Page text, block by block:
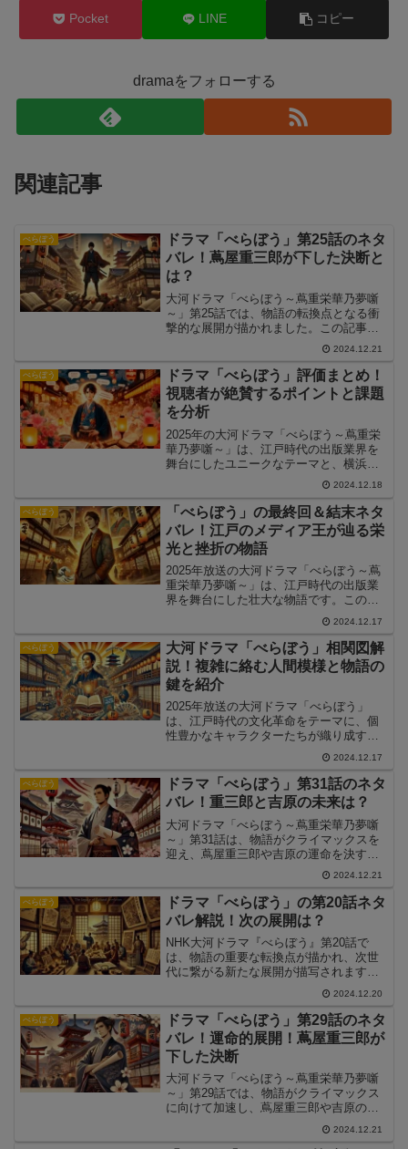
Pocket LINE コピー
dramaをフォローする
関連記事
べらぼう
ドラマ「べらぼう」第25話のネタ
バレ！蔦屋重三郎が下した決断と
は？
大河ドラマ「べらぼう～蔦重栄華乃夢噺
～」第25話では、物語の転換点となる衝
撃的な展開が描かれました。この記事で
は、第25話の重要なシーンと次回への期
2024.12.21
べらぼう
ドラマ「べらぼう」評価まとめ！
視聴者が絶賛するポイントと課題
を分析
2025年の大河ドラマ「べらぼう～蔦重栄
華乃夢噺～」は、江戸時代の出版業界を
舞台にしたユニークなテーマと、横浜流
星主演の熱演で注目を集めました。この
記事では、視聴者が絶賛したポイントと
指摘された課題を整理し、「べらぼう」
の評価を総括します。
2024.12.18
べらぼう
「べらぼう」の最終回＆結末ネタ
バレ！江戸のメディア王が辿る栄
光と挫折の物語
2025年放送の大河ドラマ「べらぼう～蔦
重栄華乃夢噺～」は、江戸時代の出版業
界を舞台にした壮大な物語です。この記
事では、最終回の展開と結末をネタバレ
解説し、彼の波乱万丈な人生を振り返り
ます。
2024.12.17
べらぼう
大河ドラマ「べらぼう」相関図解
説！複雑に絡む人間模様と物語の
鍵を紹介
2025年放送の大河ドラマ「べらぼう」
は、江戸時代の文化革命をテーマに、個
性豊かなキャラクターたちが織り成す壮
大な物語です。主要な人間模様と物語の
鍵を押さえ、ドラマをより深く楽しみま
しょう。
2024.12.17
べらぼう
ドラマ「べらぼう」第31話のネタ
バレ！重三郎と吉原の未来は？
大河ドラマ「べらぼう～蔦重栄華乃夢噺
～」第31話は、物語がクライマックスを
迎え、蔦屋重三郎や吉原の運命を決する
重要な回となりました。この記事では、
第31話の見どころや注目ポイントを詳し
く解説し、物語の結末を考察します。
2024.12.21
べらぼう
ドラマ「べらぼう」の第20話ネタ
バレ解説！次の展開は？
NHK大河ドラマ『べらぼう』第20話で
は、物語の重要な転換点が描かれ、次世
代に繋がる新たな展開が描写されます。
この記事では、第20話のあらすじや見ど
ころ、作品全体のテーマについて詳しく
解説します。
2024.12.20
べらぼう
ドラマ「べらぼう」第29話のネタ
バレ！運命的展開！蔦屋重三郎が
下した決断
大河ドラマ「べらぼう～蔦重栄華乃夢噺
～」第29話では、物語がクライマックス
に向けて加速し、蔦屋重三郎や吉原の
人々が抱える運命が交錯しました。この
記事では、第29話の詳細と注目ポイント
2024.12.21